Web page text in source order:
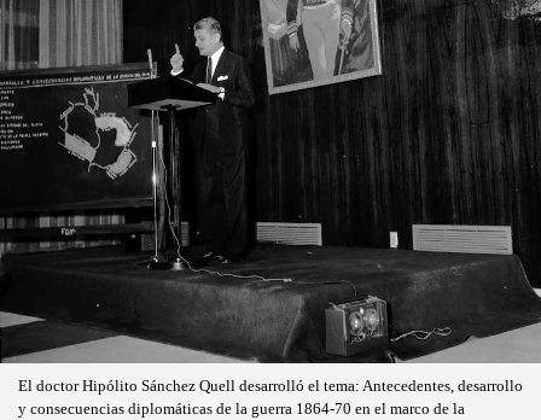
El doctor Hipólito Sánchez Quell desarrolló el tema: Antecedentes, desarrollo
y consecuencias diplomáticas de la guerra 1864-70 en el marco de la